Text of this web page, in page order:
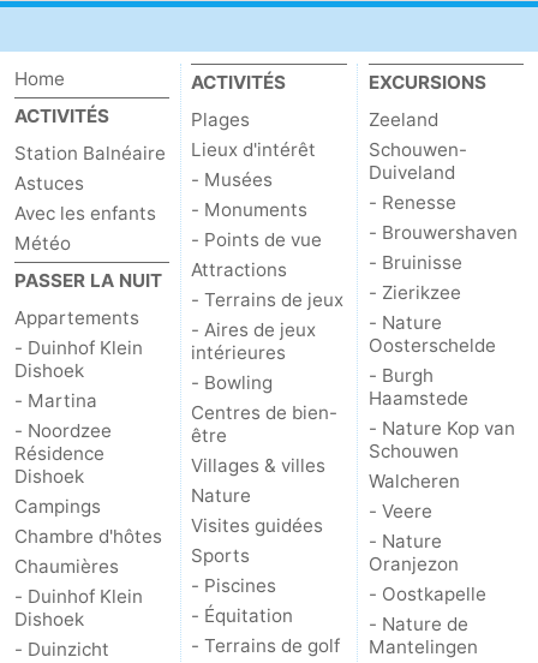
Nature
Walcherse
bos
-
Vlissingen
-
Middelburg
Zeeuws-
Vlaanderen
-
Nieuwvliet
-
Sluis
-
Cadzand
Nature
Het
Zwin
Météo
Contact
Home
ACTIVITÉS
Station Balnéaire
Astuces
Avec les enfants
Météo
PASSER LA NUIT
Appartements
- Duinhof Klein
Dishoek
- Martina
- Noordzee
Résidence
Dishoek
Campings
Chambre d'hôtes
Chaumières
- Duinhof Klein
Dishoek
- Duinzicht
ACTIVITÉS
Plages
Lieux d'intérêt
- Musées
- Monuments
- Points de vue
Attractions
- Terrains de jeux
- Aires de jeux
intérieures
- Bowling
Centres de bien-
être
Villages & villes
Nature
Visites guidées
Sports
- Piscines
- Équitation
- Terrains de golf
EXCURSIONS
Zeeland
Schouwen-
Duiveland
- Renesse
- Brouwershaven
- Bruinisse
- Zierikzee
- Nature
Oosterschelde
- Burgh
Haamstede
- Nature Kop van
Schouwen
Walcheren
- Veere
- Nature
Oranjezon
- Oostkapelle
- Nature de
Mantelingen